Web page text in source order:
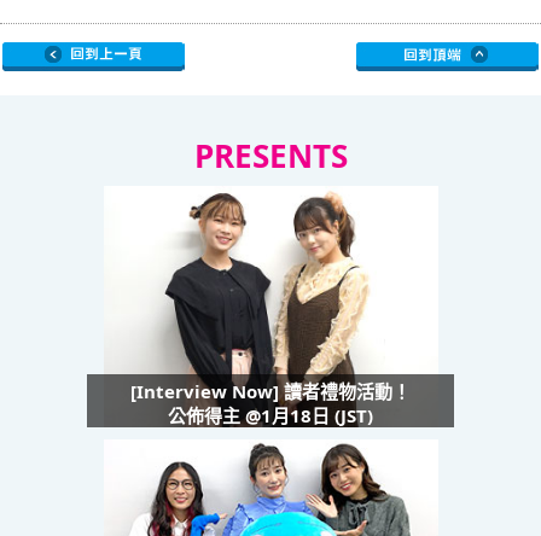
PRESENTS
[Interview Now] 讀者禮物活動！
公佈得主 @1月18日 (JST)